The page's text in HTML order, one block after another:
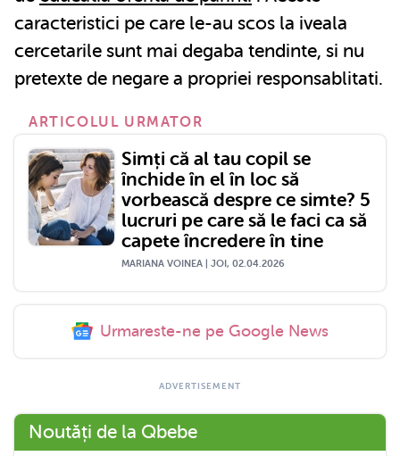
caracteristici pe care le-au scos la iveala
cercetarile sunt mai degaba tendinte, si nu
pretexte de negare a propriei responsablitati.
ARTICOLUL URMATOR
Simți că al tau copil se
închide în el în loc să
vorbească despre ce simte? 5
lucruri pe care să le faci ca să
capete încredere în tine
MARIANA VOINEA | JOI, 02.04.2026
Urmareste-ne pe Google News
Noutăți de la Qbebe